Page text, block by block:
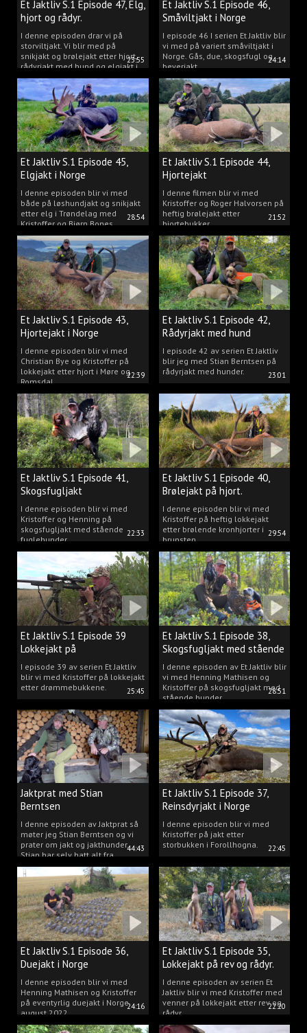
23:55
Et Jaktliv S.1 Episode 47, Elg,
hjort og rådyr.
I denne episoden drar vi på
storviltjakt. Vi blir med på
snikjakt og brølejakt etter hjort,
rådyrjakt med hund og elgjakt i
Trøndelag.
24:14
Et Jaktliv S.1 Episode 46,
Småviltjakt i Norge
I episode 46 I serien Et Jaktliv blir
vi med på variert småviltjakt i
Norge. Gås, due, skogsfugl og
beverjakt.
28:54
Et Jaktliv S.1 Episode 45,
Elgjakt i Norge
I denne episoden blir vi med
både på løshundjakt og snikjakt
etter elg i Trøndelag med
Kristoffer og Bjørn Bones
21:52
Et Jaktliv S.1 Episode 44,
Hjortejakt
I denne filmen blir vi med
Kristoffer og Roger Halvorsen på
heftig brølejakt etter
hjortebukker.
22:39
Et Jaktliv S.1 Episode 43,
Hjortejakt i Norge
I denne episoden blir vi med
Christian Bye og Kristoffer på
lokkejakt etter hjort i Møre og
Romsdal.
23:01
Et Jaktliv S.1 Episode 42,
Rådyrjakt med hund
I episode 42 av serien Et Jaktliv
blir jeg med Stian Berntsen på
rådyrjakt med hunder.
22:33
Et Jaktliv S.1 Episode 41,
Skogsfugljakt
I denne episoden blir vi med
Kristoffer og Henning på
skogsfugljakt med stående
fuglehunder.
29:54
Et Jaktliv S.1 Episode 40,
Brølejakt på hjort.
I denne episoden blir vi med
Kristoffer på heftig lokkejakt
etter brølende kronhjorter i
brunsten.
25:45
Et Jaktliv S.1 Episode 39
Lokkejakt på
drømmebukkene
I episode 39 av serien Et Jaktliv
blir vi med Kristoffer på lokkejakt
etter drømmebukkene.
28:51
Et Jaktliv S.1 Episode 38,
Skogsfugljakt med stående
hunder.
I denne episoden av Et Jaktliv blir
vi med Henning Mathisen og
Kristoffer på skogsfugljakt med
stående hunder.
44:43
Jaktprat med Stian
Berntsen
I denne episoden av Jaktprat så
møter jeg Stian Berntsen og vi
prater om jakt og jakthunder.
Stian har selv hatt alt fra
støvere, til elghunder,
rådyrhunder, spetser, apportører
og stående fuglehunder.
22:45
Et Jaktliv S.1 Episode 37,
Reinsdyrjakt i Norge
I denne episoden blir vi med
Kristoffer på jakt etter
storbukken i Forollhogna.
24:16
Et Jaktliv S.1 Episode 36,
Duejakt i Norge
I denne episoden blir vi med
Henning Mathisen og Kristoffer
på eventyrlig duejakt i Norge
august 2022.
22:20
Et Jaktliv S.1 Episode 35,
Lokkejakt på rev og rådyr.
I denne episoden av serien Et
Jaktliv blir vi med Kristoffer med
venner på lokkejakt etter rev og
rådyr.